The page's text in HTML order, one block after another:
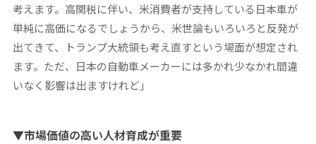
考えます。高関税に伴い、米消費者が支持している日本車が
単純に高価になるでしょうから、米世論もいろいろと反発が
出てきて、トランプ大統領も考え直すという場面が想定され
ます。ただ、日本の自動車メーカーには多かれ少なかれ間違
いなく影響は出ますけれど」
▼市場価値の高い人材育成が重要